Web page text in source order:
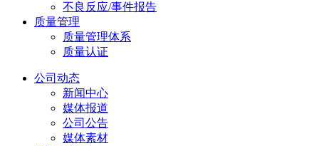
不良反应/事件报告
质量管理
质量管理体系
质量认证
公司动态
新闻中心
媒体报道
公司公告
媒体素材